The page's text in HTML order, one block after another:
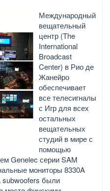
Международный
вещательный
центр (The
International
Broadcast
Center) в Рио де
Жанейро
обеспечивает
все телесигналы
с Игр для всех
остальных
вещательных
студий в мире с
помощью
Genelec серии SAM
мониторы 8330A
subwoofers были